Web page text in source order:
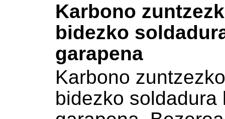
Karbono
bidezko
garapena
Karbono
bidezko